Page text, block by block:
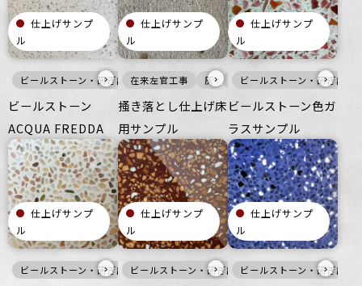
仕上げサンプ
ル
ビールストーン・研ぎ出し仕上げ 白 壁 床 つるつる 公共空間
›
ビールストーン
ACQUA FREDDA
仕上げサンプ
ル
在来左官工事 灰 ざらざら オフィス
›
搔き落とし仕上げ床
用サンプル
仕上げサンプ
ル
ビールストーン・研ぎ出し
›
ビールストーン色ガ
ラスサンプル
仕上げサンプ
ル
ビールストーン・研ぎ出し仕上げ 暖色 壁 床 つるつる 商業空間
›
仕上げサンプ
ル
ビールストーン・研ぎ出し仕上げ 赤 壁
›
仕上げサンプ
ル
ビールストーン・研ぎ出し
›